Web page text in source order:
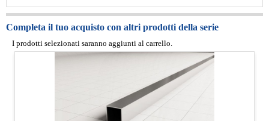
Completa il tuo acquisto con altri prodotti della serie
I prodotti selezionati saranno aggiunti al carrello.